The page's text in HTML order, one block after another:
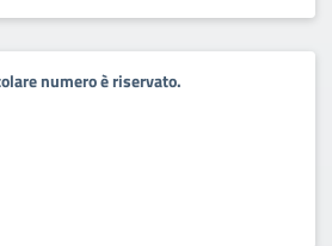
numero è riservato.